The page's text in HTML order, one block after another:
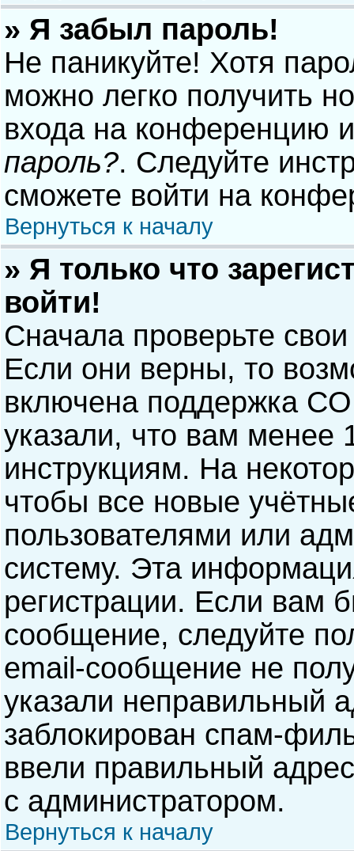
» Я забыл пароль!
Не паникуйте! Хотя
можно легко получить
входа на конференцию
пароль?. Следуйте
сможете войти на
Вернуться к началу
» Я только что
войти!
Сначала проверьте
Если они верны, то
включена поддержка
указали, что вам менее
инструкциям. На
чтобы все новые
пользователями или
систему. Эта
регистрации. Если вам
сообщение, следуйте
email-сообщение не
указали неправильный
заблокирован спам-
ввели правильный
с администратором.
Вернуться к началу